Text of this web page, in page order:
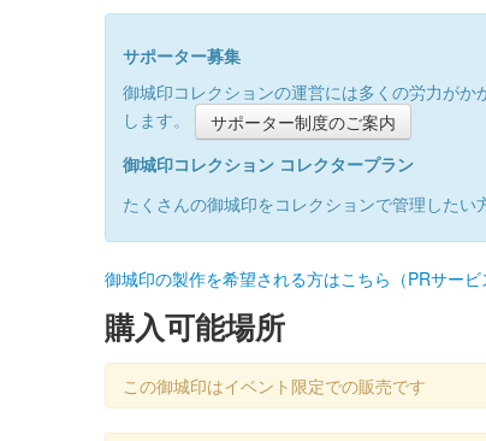
サポーター募集
御城印コレクションの運営には多くの労力が
します。
サポーター制度のご案内
御城印コレクション コレクタープラン
たくさんの御城印をコレクションで管理したい
御城印の製作を希望される方はこちら（PRサービ
購入可能場所
この御城印はイベント限定での販売です